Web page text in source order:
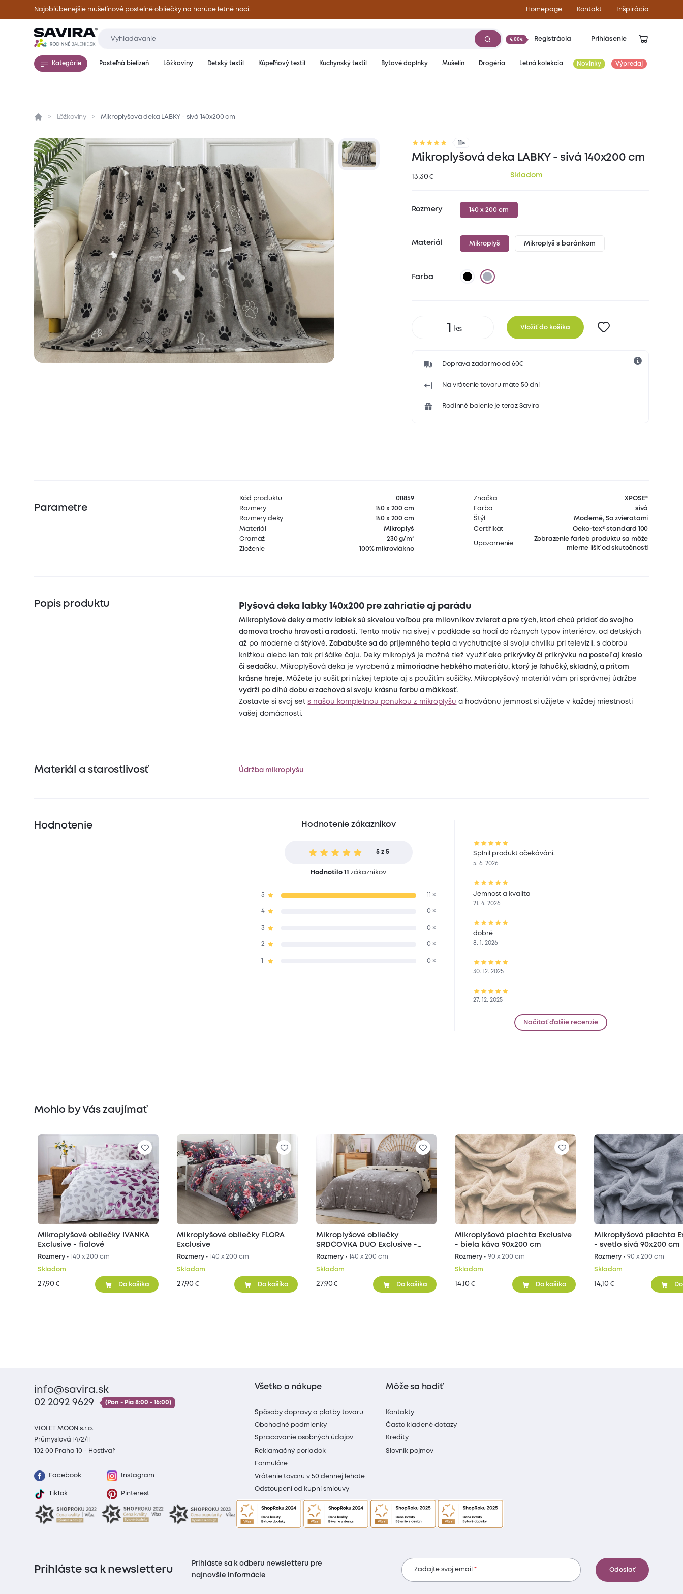
Najobľúbenejšie mušelínové posteľné obliečky na horúce letné noci. Homepage Kontakt Inšpirácia
4,00€ Registrácia Prihlásenie
Kategórie Posteľná bielizeň Lôžkoviny Detský textil Kúpeľňový textil Kuchynský textil Bytové doplnky Mušelín Drogéria Letná kolekcia Novinky Výpredaj
Prehľad Parametre Popis produktu Materiál a starostlivosť
Lôžkoviny Mikroplyšová deka LABKY - sivá 140x200 cm
11×
Mikroplyšová deka LABKY - sivá 140x200 cm
13,30 € Skladom
Rozmery 140 x 200 cm
Materiál Mikroplyš Mikroplyš s baránkom
Farba
Vložiť do košíka
Doprava zadarmo od 60€
Na vrátenie tovaru máte 50 dní
Rodinné balenie je teraz Savira
Parametre
Kód produktu
011859
Rozmery
140 x 200 cm
Rozmery deky
140 x 200 cm
Materiál
Mikroplyš
Gramáž
230 g/m²
Zloženie
100% mikrovlákno
Značka
XPOSE®
Farba
sivá
Štýl
Moderné, So zvieratami
Certifikát
Oeko-tex® standard 100
Upozornenie
Zobrazenie farieb produktu sa môže
mierne líšiť od skutočnosti
Popis produktu Plyšová deka labky 140x200 pre zahriatie aj parádu
Mikroplyšové deky a motív labiek sú skvelou voľbou pre milovníkov zvierat a pre tých, ktorí chcú pridať do svojho
domova trochu hravosti a radosti. Tento motív na sivej v podklade sa hodí do rôznych typov interiérov, od detských
až po moderné a štýlové. Zababušte sa do príjemného tepla a vychutnajte si svoju chvíľku pri televízii, s dobrou
knižkou alebo len tak pri šálke čaju. Deky mikroplyš je možné tiež využiťako prikrývky či prikrývku na posteľ aj kreslo
či sedačku. Mikroplyšová deka je vyrobenáz mimoriadne hebkého materiálu, ktorý je ľahučký, skladný, a pritom
krásne hreje. Môžete ju sušiť pri nízkej teplote aj s použitím sušičky. Mikroplyšový materiál vám pri správnej údržbe
vydrží po dlhú dobu a zachová si svoju krásnu farbu a mäkkosť.
Zostavte si svoj sets našou kompletnou ponukou z mikroplyšu a hodvábnu jemnosť si užijete v každej miestnosti
vašej domácnosti.
Materiál a starostlivosť Údržba mikroplyšu
Hodnotenie Hodnotenie zákazníkov
5 z 5
Hodnotilo 11 zákazníkov
5 11 ×
4 0 ×
3 0 ×
2 0 ×
0 ×
Splnil produkt očekávání.
5. 6. 2026
Jemnost a kvalita
21. 4. 2026
dobré
8. 1. 2026
30. 12. 2025
27. 12. 2025
Načítať ďalšie recenzie
Mohlo by Vás zaujímať
Mikroplyšové obliečky IVANKA
Exclusive - fialové
Rozmery • 140 x 200 cm
Skladom
27,90 € Do košíka
Mikroplyšové obliečky FLORA
Exclusive
Rozmery • 140 x 200 cm
Skladom
27,90 € Do košíka
Mikroplyšové obliečky
SRDCOVKA DUO Exclusive -
sivé/béžové
Rozmery • 140 x 200 cm
Skladom
27,90 € Do košíka
Mikroplyšová plachta Exclusive
- biela káva 90x200 cm
Rozmery •90 x 200 cm
Skladom
14,10 € Do košíka
Mikroplyšová plachta
- svetlo sivá 90x200 cm
Rozmery • 90 x 200 cm
Skladom
14,10 €
info@savira.sk
02 2092 9629
(Pon - Pia 8:00 - 16:00)
VIOLET MOON s.r.o.
Průmyslová 1472/11
102 00 Praha 10 - Hostivař
Facebook Instagram
TikTok Pinterest
Všetko o nákupe
Spôsoby dopravy a platby tovaru
Obchodné podmienky
Spracovanie osobných údajov
Reklamačný poriadok
Formuláre
Vrátenie tovaru v 50 dennej lehote
Odstoupení od kupní smlouvy
Môže sa hodiť
Kontakty
Často kladené dotazy
Kredity
Slovník pojmov
Prihláste sa k newsletteru
Prihláste sa k odberu newsletteru pre
najnovšie informácie
Zadajte svoj email Odoslať